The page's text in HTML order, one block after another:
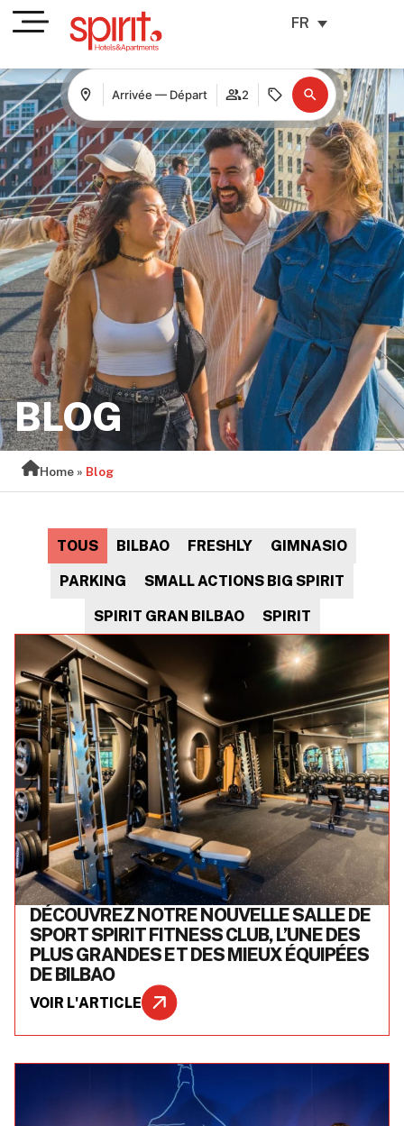
FR
Arrivée — Départ 2
BLOG
Home » Blog
BILBAO FRESHLY GIMNASIO
PARKING SMALL ACTIONS BIG SPIRIT
SPIRIT
SPIRIT GRAN BILBAO
TOUS
DÉCOUVREZ NOTRE NOUVELLE SALLE DE
SPORT SPIRIT FITNESS CLUB, L’UNE DES
PLUS GRANDES ET DES MIEUX ÉQUIPÉES
DE BILBAO
VOIR L'ARTICLE